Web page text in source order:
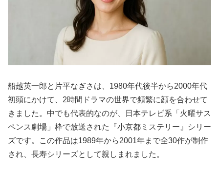
船越英一郎と片平なぎさは、1980年代後半から2000年代
初頭にかけて、2時間ドラマの世界で頻繁に顔を合わせて
きました。中でも代表的なのが、日本テレビ系「火曜サス
ペンス劇場」枠で放送された『小京都ミステリー』シリー
ズです。この作品は1989年から2001年まで全30作が制作
され、長寿シリーズとして親しまれました。